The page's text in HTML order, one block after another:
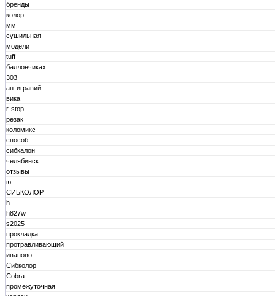
бренды
колор
мм
сушильная
модели
tuff
баллончиках
303
антигравий
вика
r-stop
резак
коломикс
способ
сибкалон
челябинск
отзывы
ю
СИБКОЛОР
h
h827w
s2025
прокладка
протравливающий
иваново
Сибколор
Сobra
промежуточная